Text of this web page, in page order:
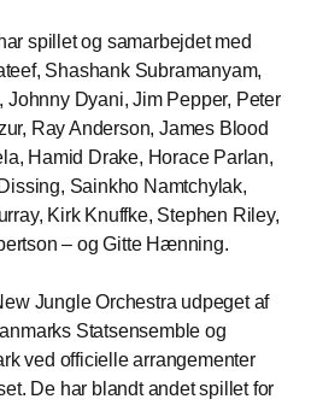
spillet og samarbejdet med
Shashank Subramanyam,
Johnny Dyani, Jim Pepper, Peter
Ray Anderson, James Blood
Hamid Drake, Horace Parlan,
Sainkho Namtchylak,
Kirk Knuffke, Stephen Riley,
– og Gitte Hænning.
Jungle Orchestra udpeget af
Statsensemble og
ved officielle arrangementer
De har blandt andet spillet for